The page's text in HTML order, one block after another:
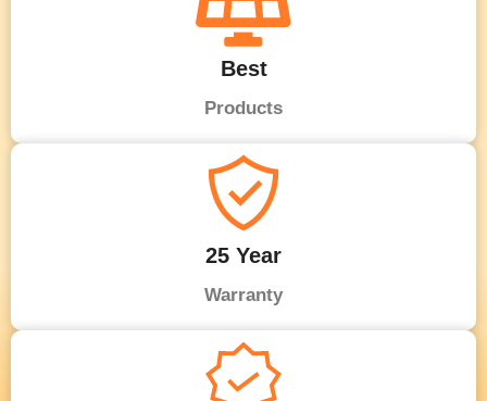
Best
Products
25 Year
Warranty